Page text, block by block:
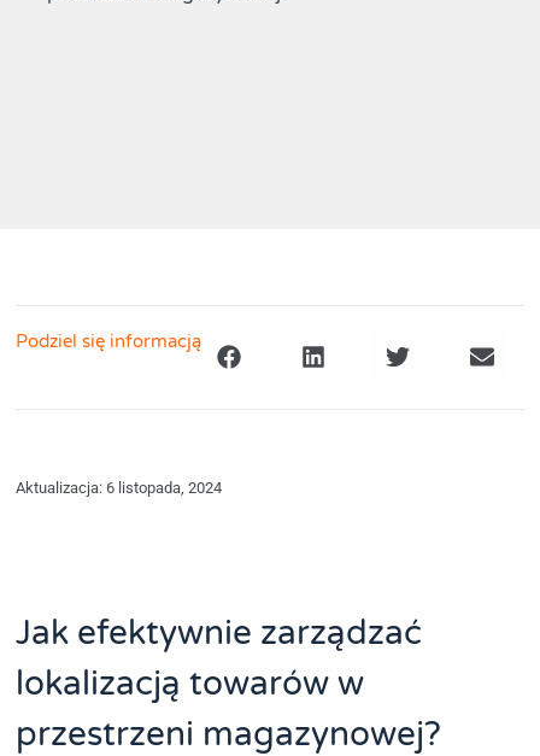
Podziel się informacją
Aktualizacja: 6 listopada, 2024
Jak efektywnie zarządzać
lokalizacją towarów w
przestrzeni magazynowej?